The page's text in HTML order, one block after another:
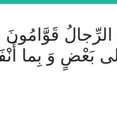
الرِّجالُ
بَعْضٍ وَ بِما